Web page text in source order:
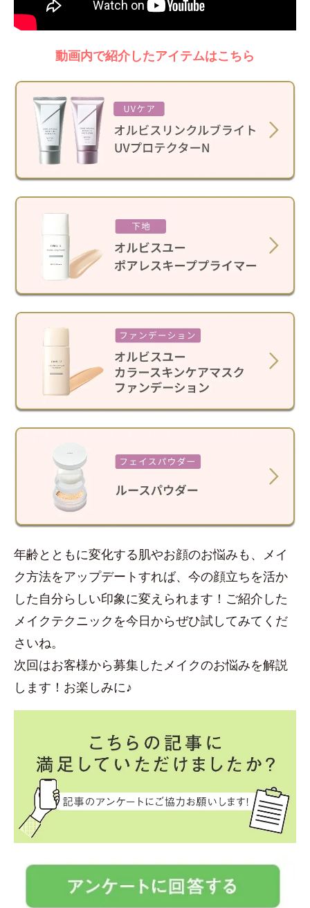
動画内で紹介したアイテムはこちら
年齢とともに変化する肌やお顔のお悩みも、メイ
ク方法をアップデートすれば、今の顔立ちを活か
した自分らしい印象に変えられます！ご紹介した
メイクテクニックを今日からぜひ試してみてくだ
さいね。
次回はお客様から募集したメイクのお悩みを解説
します！お楽しみに♪